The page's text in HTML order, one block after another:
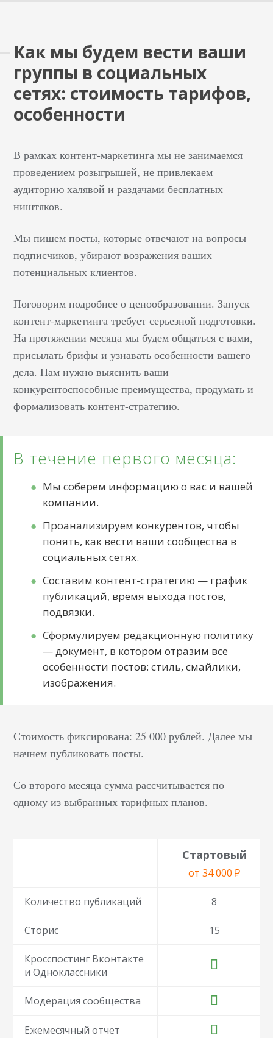
Как мы будем вести ваши
группы в социальных
сетях: стоимость тарифов,
особенности
В рамках контент-маркетинга мы не занимаемся
проведением розыгрышей, не привлекаем
аудиторию халявой и раздачами бесплатных
ништяков.
Мы пишем посты, которые отвечают на вопросы
подписчиков, убирают возражения ваших
потенциальных клиентов.
Поговорим подробнее о ценообразовании. Запуск
контент-маркетинга требует серьезной подготовки.
На протяжении месяца мы будем общаться с вами,
присылать брифы и узнавать особенности вашего
дела. Нам нужно выяснить ваши
конкурентоспособные преимущества, продумать и
формализовать контент-стратегию.
В течение первого месяца:
Мы соберем информацию о вас и вашей
компании.
Проанализируем конкурентов, чтобы
понять, как вести ваши сообщества в
социальных сетях.
Составим контент-стратегию — график
публикаций, время выхода постов,
подвязки.
Сформулируем редакционную политику
— документ, в котором отразим все
особенности постов: стиль, смайлики,
изображения.
Стоимость фиксирована: 25 000 рублей. Далее мы
начнем публиковать посты.
Со второго месяца сумма рассчитывается по
одному из выбранных тарифных планов.
Стартовый
от 34 000 ₽
Количество публикаций 8
Сторис 15
Кросспостинг Вконтакте
и Одноклассники
Модерация сообщества
Ежемесячный отчет